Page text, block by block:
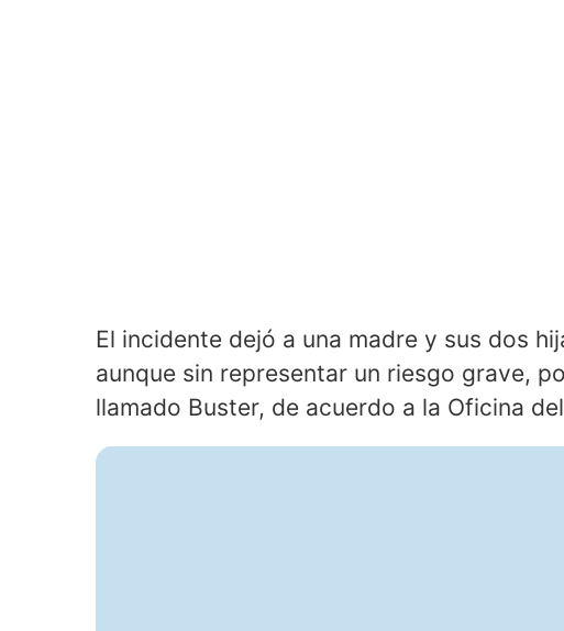
El incidente dejó a una madre y sus dos
aunque sin representar un riesgo grave,
llamado Buster, de acuerdo a la Oficina